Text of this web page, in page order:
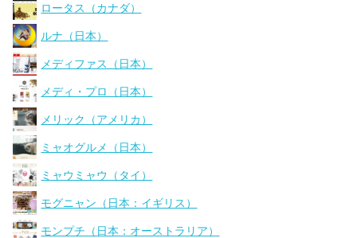
ロータス（カナダ）
ルナ（日本）
メディファス（日本）
メディ・プロ（日本）
メリック（アメリカ）
ミャオグルメ（日本）
ミャウミャウ（タイ）
モグニャン（日本：イギリス）
モンプチ（日本：オーストラリア）